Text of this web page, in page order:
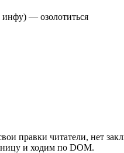
инфу) — озолотиться
правки читатели, нет
и ходим по DOM.